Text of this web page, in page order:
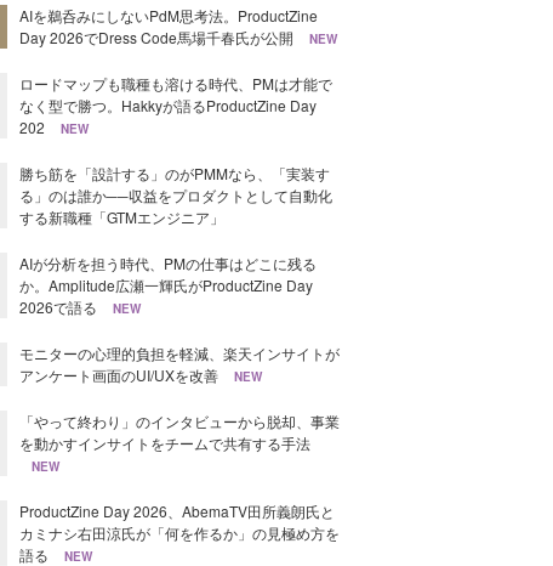
AIを鵜呑みにしないPdM思考法。ProductZine
Day 2026でDress Code馬場千春氏が公開
NEW
ロードマップも職種も溶ける時代、PMは才能で
なく型で勝つ。Hakkyが語るProductZine Day
202
NEW
勝ち筋を「設計する」のがPMMなら、「実装す
る」のは誰か──収益をプロダクトとして自動化
する新職種「GTMエンジニア」
AIが分析を担う時代、PMの仕事はどこに残る
か。Amplitude広瀬一輝氏がProductZine Day
2026で語る
NEW
モニターの心理的負担を軽減、楽天インサイトが
アンケート画面のUI/UXを改善
NEW
「やって終わり」のインタビューから脱却、事業
を動かすインサイトをチームで共有する手法
NEW
ProductZine Day 2026、AbemaTV田所義朗氏と
カミナシ右田涼氏が「何を作るか」の見極め方を
語る
NEW